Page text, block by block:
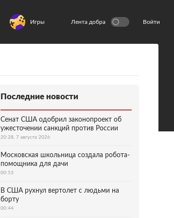
Игры Лента добра Войти
Последние новости
Сенат США одобрил законопроект об
ужесточении санкций против России
20:28, 7 августа 2026
Московская школьница создала робота-
помощника для дачи
00:53
В США рухнул вертолет с людьми на
борту
00:44